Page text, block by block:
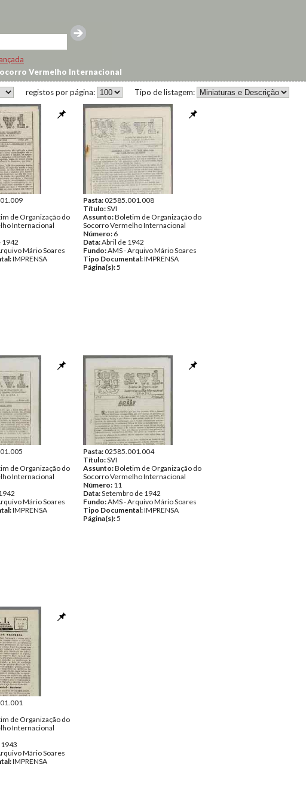
Vermelho Internacional
Tipo de listagem:
registos por página:
de Organização do
Internacional
1942
Mário Soares
IMPRENSA
Pasta:02585.001.008
Título:SVI
Assunto:Boletim de Organização do
Socorro Vermelho Internacional
Número: 6
Data:Abril de 1942
Fundo:AMS - Arquivo Mário Soares
Tipo Documental:IMPRENSA
Página(s):5
de Organização do
Internacional
Mário Soares
IMPRENSA
Pasta:02585.001.004
Título:SVI
Assunto:Boletim de Organização do
Socorro Vermelho Internacional
Número: 11
Data:Setembro de 1942
Fundo:AMS - Arquivo Mário Soares
Tipo Documental:IMPRENSA
Página(s):5
de Organização do
Internacional
Mário Soares
IMPRENSA